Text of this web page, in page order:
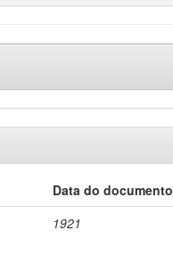
Data do documento
1921